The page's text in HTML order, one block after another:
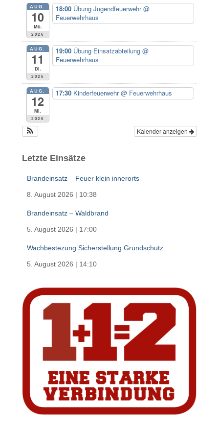
AUG.
10
Mo.
2026
18:00 Übung Jugendfeuerwehr@
Feuerwehrhaus
AUG.
11
Di.
2026
19:00 Übung Einsatzabteilung @
Feuerwehrhaus
AUG.
12
Mi.
2026
17:30 Kinderfeuerwehr@ Feuerwehrhaus
Kalender anzeigen
Letzte Einsätze
Brandeinsatz – Feuer klein innerorts
8. August 2026 | 10:38
Brandeinsatz – Waldbrand
5. August 2026 | 17:00
Wachbestezung Sicherstellung Grundschutz
5. August 2026 | 14:10